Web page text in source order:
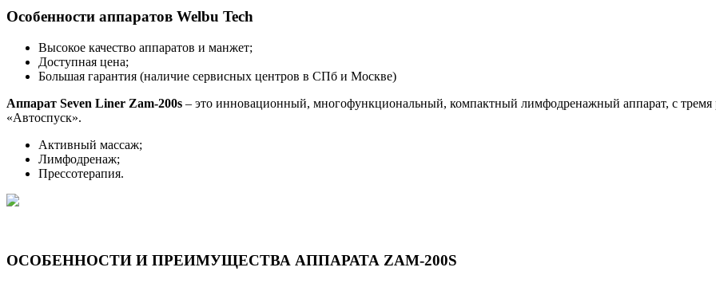
Особенности аппаратов Welbu Tech
Высокое качество аппаратов и манжет;
Доступная цена;
Большая гарантия (наличие сервисных центров в СПб и Москве)
Аппарат Seven Liner Zam-200s – это инновационный, многофункциональный, компактный лимфодренажный аппарат, с
«Автоспуск».
Активный массаж;
Лимфодренаж;
Прессотерапия.
ОСОБЕННОСТИ И ПРЕИМУЩЕСТВА АППАРАТА ZAM-200S